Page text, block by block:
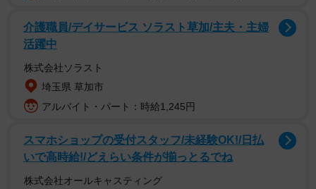
介護職員/デイサービス ソラスト草加/主夫・主婦
活躍中
株式会社ソラスト
埼玉県 草加市
アルバイト・パート：時給1,245円
スマホショップの受付スタッフ/未経験OK!/日払
いで高時給!/どえらい条件が揃っとるでね
株式会社オールキャスティング